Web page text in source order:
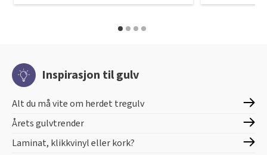
Inspirasjon til gulv
Alt du må vite om herdet tregulv
Årets gulvtrender
Laminat, klikkvinyl eller kork?